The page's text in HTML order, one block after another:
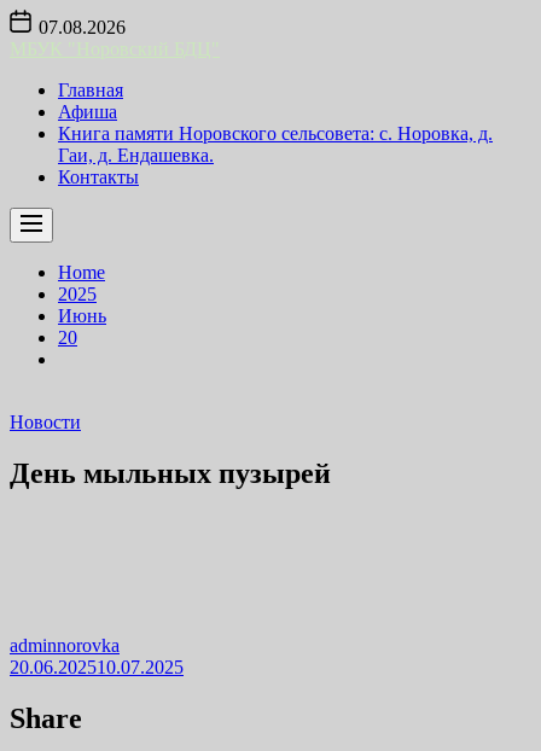
Skip
content
07.08.2026
Главная
Афиша
Книга памяти Норовского сельсовета: с. Норовка, д.
Гаи, д. Ендашевка.
Контакты
Home
2025
Июнь
20
Новости
День мыльных пузырей
adminnorovka
20.06.202510.07.2025
Share